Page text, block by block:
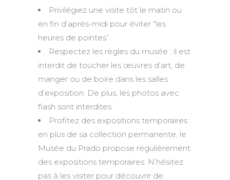
Privilégiez une visite tôt le matin ou
en fin d’après-midi pour éviter “les
heures de pointes”.
Respectez les règles du musée : il est
interdit de toucher les œuvres d’art, de
manger ou de boire dans les salles
d’exposition. De plus, les photos avec
flash sont interdites.
Profitez des expositions temporaires :
en plus de sa collection permanente, le
Musée du Prado propose régulièrement
des expositions temporaires. N’hésitez
pas à les visiter pour découvrir de